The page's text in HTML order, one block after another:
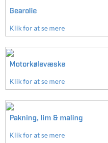
Gearolie
Klik for at se mere
Motorkølevæske
Klik for at se mere
Pakning, lim & maling
Klik for at se mere